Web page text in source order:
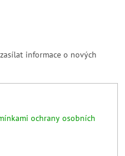
informace o nových
ochrany osobních